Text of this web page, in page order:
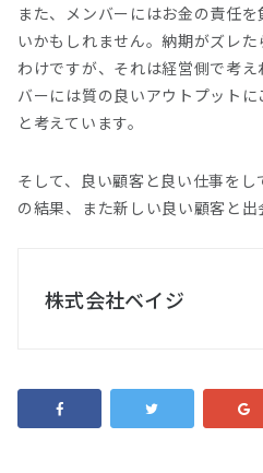
また、メンバーにはお金の責任
いかもしれません。納期がズレ
わけですが、それは経営側で考
バーには質の良いアウトプット
と考えています。
そして、良い顧客と良い仕事を
の結果、また新しい良い顧客と出
株式会社ベイジ